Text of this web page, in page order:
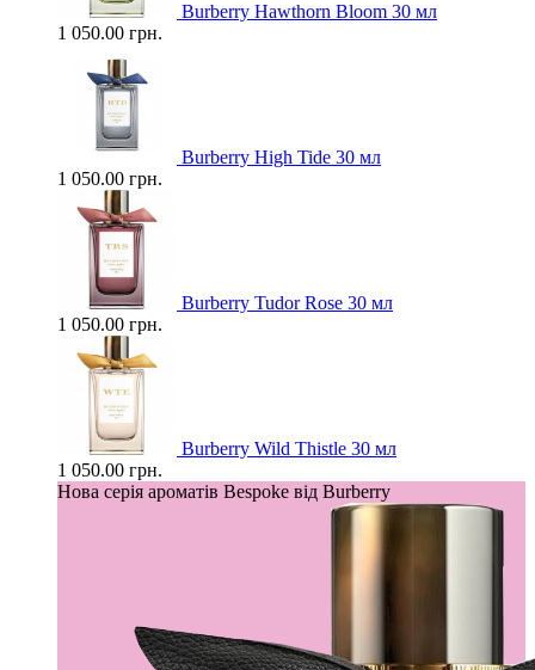
Burberry Hawthorn Bloom 30 мл
1 050.00 грн.
Burberry High Tide 30 мл
1 050.00 грн.
Burberry Tudor Rose 30 мл
1 050.00 грн.
Burberry Wild Thistle 30 мл
1 050.00 грн.
Нова серія ароматів Bespoke від Burberry